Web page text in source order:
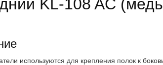
KL-108 AC
используются для крепления полок к